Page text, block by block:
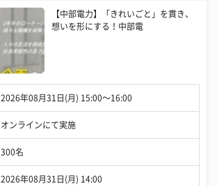
【中部電力】「きれいごと」を貫き、
想いを形にする！中部電
2026年08月31日(月) 15:00〜16:00
オンラインにて実施
300名
2026年08月31日(月) 14:00